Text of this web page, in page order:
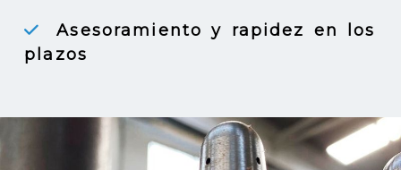
Asesoramiento y rapidez en los
plazos